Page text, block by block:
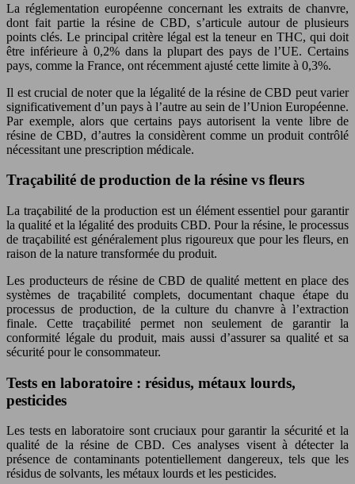
La réglementation européenne concernant les extraits de chanvre,
dont fait partie la résine de CBD, s’articule autour de plusieurs
points clés. Le principal critère légal est la teneur en THC, qui doit
être inférieure à 0,2% dans la plupart des pays de l’UE. Certains
pays, comme la France, ont récemment ajusté cette limite à 0,3%.
Il est crucial de noter que la légalité de la résine de CBD peut varier
significativement d’un pays à l’autre au sein de l’Union Européenne.
Par exemple, alors que certains pays autorisent la vente libre de
résine de CBD, d’autres la considèrent comme un produit contrôlé
nécessitant une prescription médicale.
Traçabilité de production de la résine vs fleurs
La traçabilité de la production est un élément essentiel pour garantir
la qualité et la légalité des produits CBD. Pour la résine, le processus
de traçabilité est généralement plus rigoureux que pour les fleurs, en
raison de la nature transformée du produit.
Les producteurs de résine de CBD de qualité mettent en place des
systèmes de traçabilité complets, documentant chaque étape du
processus de production, de la culture du chanvre à l’extraction
finale. Cette traçabilité permet non seulement de garantir la
conformité légale du produit, mais aussi d’assurer sa qualité et sa
sécurité pour le consommateur.
Tests en laboratoire : résidus, métaux lourds,
pesticides
Les tests en laboratoire sont cruciaux pour garantir la sécurité et la
qualité de la résine de CBD. Ces analyses visent à détecter la
présence de contaminants potentiellement dangereux, tels que les
résidus de solvants, les métaux lourds et les pesticides.